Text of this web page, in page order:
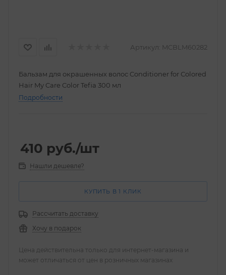
Артикул: MCBLM60282
Бальзам для окрашенных волос Conditioner for Сolored
Hair My Care Color Tefia 300 мл
Подробности
410 руб./шт
Нашли дешевле?
КУПИТЬ В 1 КЛИК
Рассчитать доставку
Хочу в подарок
Цена действительна только для интернет-магазина и
может отличаться от цен в розничных магазинах